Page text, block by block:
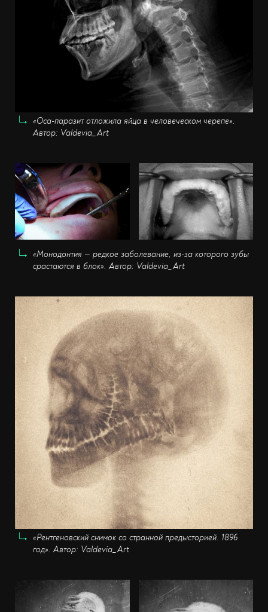
«Оса-паразит отложила яйца в человеческом черепе».
Автор: Valdevia_Art
«Монодонтия — редкое заболевание, из-за которого зубы
срастаются в блок». Автор: Valdevia_Art
«Рентгеновский снимок со странной предысторией. 1896
год». Автор: Valdevia_Art